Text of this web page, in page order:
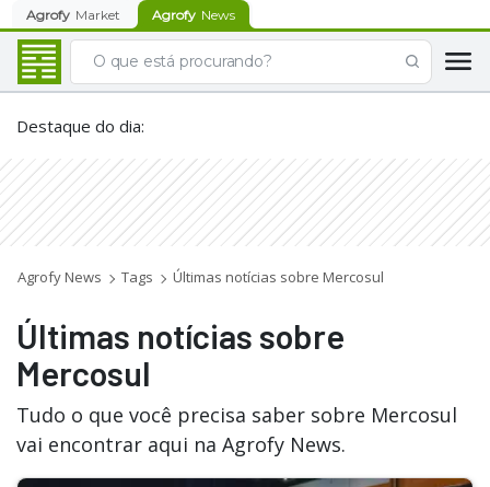
Agrofy Market Agrofy News
Destaque do dia:
Agrofy News Tags Últimas notícias sobre Mercosul
Últimas notícias sobre
Mercosul
Tudo o que você precisa saber sobre Mercosul
vai encontrar aqui na Agrofy News.